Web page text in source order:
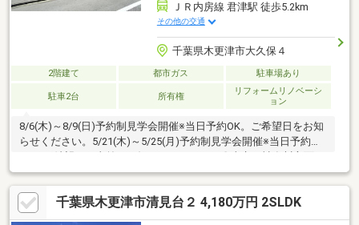
ＪＲ内房線 君津駅 徒歩5.2km
その他の交通
千葉県木更津市大久保４
2階建て 都市ガス 駐車場あり
駐車2台 所有権
リフォームリノベーシ
ョン
8/6(木)～8/9(日)予約制見学会開催※当日予約OK。ご希望日をお知
らせください。5/21(木)～5/25(月)予約制見学会開催※当日予約
で乗り換えなく行ける高速バスの羽鳥野バスストップが、徒歩約
20分の距離にございます！お出かけや新幹線、飛行機の利用にも
非常に便利ですね！〇近隣にはスーパーやドラッグストア、小中
学校はもちろん総合病院や主要駅などに囲まれた利便性の良いエ
千葉県木更津市清見台２ 4,180万円 2SLDK